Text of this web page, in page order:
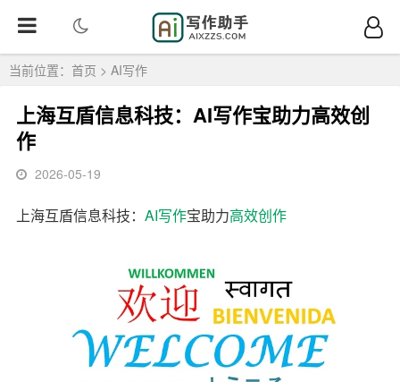
当前位置： 首页 > AI写作
上海互盾信息科技：AI写作宝助力高效创
作
2026-05-19
上海互盾信息科技： AI写作宝助力高效创作